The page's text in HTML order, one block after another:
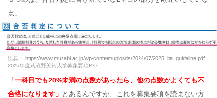
点。
出典：
https://www.musabi.ac.jp/wp-content/uploads/2024/07/2025_ba_guideline.pdf
2025年度武蔵野美術大学募集要項P27
「一科目でも20%未満の点数があったら、他の点数がよくても不
合格になります」 とあるんですが、これを募集要項を読まない方